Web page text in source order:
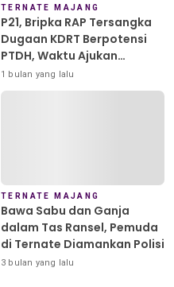
TERNATE MAJANG
P21, Bripka RAP Tersangka
Dugaan KDRT Berpotensi
PTDH, Waktu Ajukan
Banding Habis
1 bulan yang lalu
TERNATE MAJANG
Bawa Sabu dan Ganja
dalam Tas Ransel, Pemuda
di Ternate Diamankan Polisi
3 bulan yang lalu